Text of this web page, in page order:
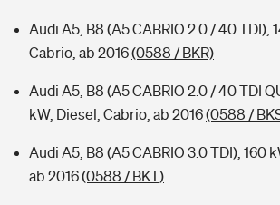
Audi A5, B8 (A5 CABRIO 2.0 / 40 TDI),
Cabrio, ab 2016(0588 / BKR)
Audi A5, B8 (A5 CABRIO 2.0 / 40 TDI
kW, Diesel, Cabrio, ab 2016(0588 /
Audi A5, B8 (A5 CABRIO 3.0 TDI), 160
ab 2016(0588 / BKT)